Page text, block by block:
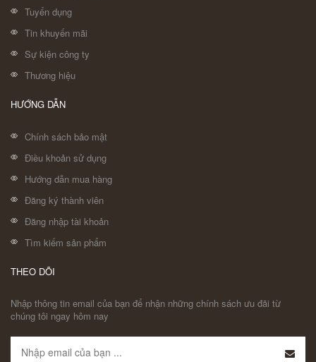
Tuyển dụng
Tin khuyến mãi
Sự kiện công ty
Thương hiệu
HƯỚNG DẪN
Chính sách bảo mật
Điều khoản sử dụng
Hướng dẫn mua hàng
Đăng ký thành viên
Đăng nhập tài khoản
Tìm kiếm sản phẩm
THEO DÕI
Nhập thông tin email của bạn để nhận những chính sách ưu đãi từ
chúng tôi ngay hôm nay